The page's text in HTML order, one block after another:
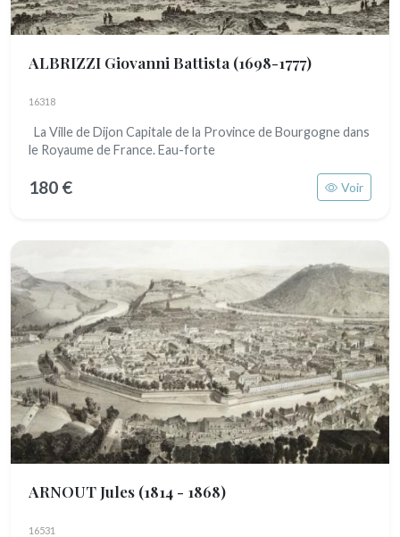
ALBRIZZI Giovanni Battista (1698-1777)
16318
La Ville de Dijon Capitale de la Province de Bourgogne dans
le Royaume de France. Eau-forte
180 € Voir
ARNOUT Jules (1814 - 1868)
16531